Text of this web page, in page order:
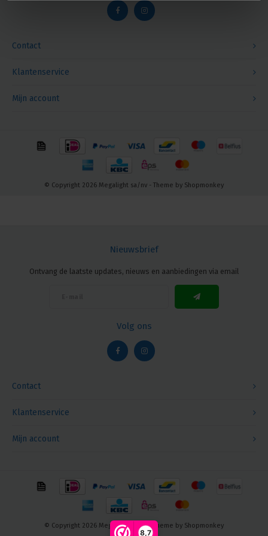
8,7
Contact
Klantenservice
Mijn account
© Copyright 2026 Megalight sa/nv - Theme by Shopmonkey
Contact
Nieuwsbrief
Ontvang de laatste updates, nieuws en aanbiedingen via email
Volg ons
Klantenservice
Mijn account
© Copyright 2026 Megalight sa/nv - Theme by Shopmonkey